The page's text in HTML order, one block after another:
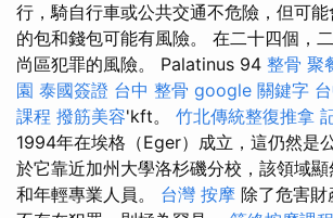
行，騎自行車或公共交通不危險，但可
的包和錢包可能有風險。 在二十四個，
尚區犯罪的風險。 Palatinus 94 整骨 聚
園 泰國簽證 台中 整骨 google 關鍵字
課程 撥筋美容'kft。 竹北傳統整復推拿
1994年在埃格（Eger）成立，這仍然是
於它靠近加州大學洛杉磯分校，該領域
和年輕專業人員。 台灣 按摩 除了危害